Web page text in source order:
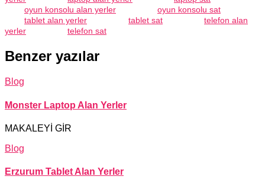
oyun konsolu alan yerler
oyun konsolu sat
tablet alan yerler
tablet sat
telefon alan
yerler
telefon sat
Benzer yazılar
Blog
Monster Laptop Alan Yerler
MAKALEYİ GİR
Blog
Erzurum Tablet Alan Yerler